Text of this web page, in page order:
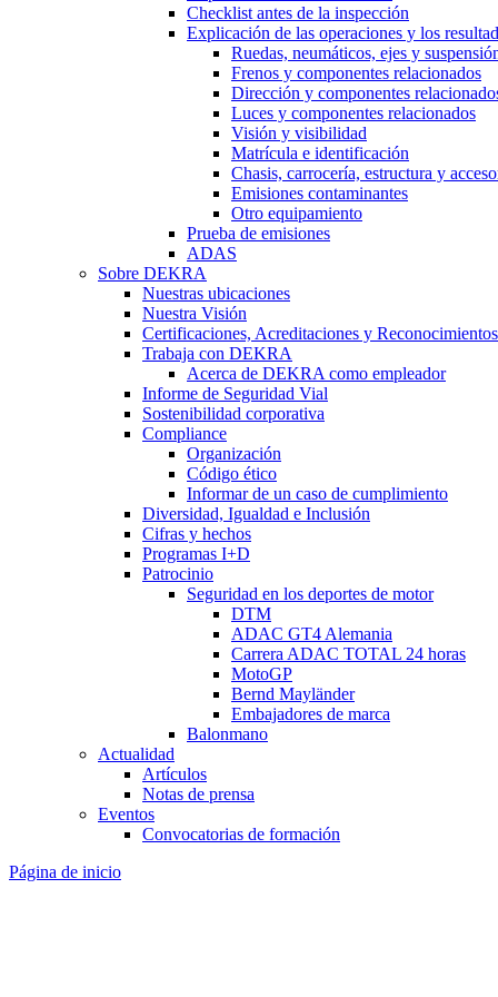
Checklist antes de la inspección
Explicación de las operaciones y los
Ruedas, neumáticos, ejes y
Frenos y componentes relacionados
Dirección y componentes
Luces y componentes relacionados
Visión y visibilidad
Matrícula e identificación
Chasis, carrocería, estructura y
Emisiones contaminantes
Otro equipamiento
Prueba de emisiones
ADAS
Sobre DEKRA
Nuestras ubicaciones
Nuestra Visión
Certificaciones, Acreditaciones y Reconocimientos
Trabaja con DEKRA
Acerca de DEKRA como empleador
Informe de Seguridad Vial
Sostenibilidad corporativa
Compliance
Organización
Código ético
Informar de un caso de cumplimiento
Diversidad, Igualdad e Inclusión
Cifras y hechos
Programas I+D
Patrocinio
Seguridad en los deportes de motor
DTM
ADAC GT4 Alemania
Carrera ADAC TOTAL 24 horas
MotoGP
Bernd Mayländer
Embajadores de marca
Balonmano
Actualidad
Artículos
Notas de prensa
Eventos
Convocatorias de formación
Página de inicio